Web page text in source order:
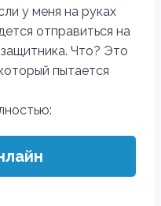
у меня на руках
отправиться на
Что? Это
пытается